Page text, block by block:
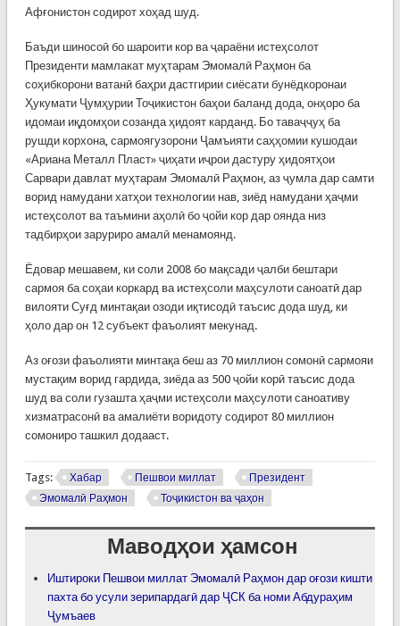
Афғонистон содирот хоҳад шуд.
Баъди шиносоӣ бо шароити кор ва ҷараёни истеҳсолот
Президенти мамлакат муҳтарам Эмомалӣ Раҳмон ба
соҳибкорони ватанӣ баҳри дастгирии сиёсати бунёдкоронаи
Ҳукумати Ҷумҳурии Тоҷикистон баҳои баланд дода, онҳоро ба
идомаи иқдомҳои созанда ҳидоят карданд. Бо таваҷҷуҳ ба
рушди корхона, сармоягузорони Ҷамъияти саҳҳомии кушодаи
«Ариана Металл Пласт» ҷиҳати иҷрои дастуру ҳидоятҳои
Сарвари давлат муҳтарам Эмомалӣ Раҳмон, аз ҷумла дар самти
ворид намудани хатҳои технологии нав, зиёд намудани ҳаҷми
истеҳсолот ва таъмини аҳолӣ бо ҷойи кор дар оянда низ
тадбирҳои заруриро амалӣ менамоянд.
Ёдовар мешавем, ки соли 2008 бо мақсади ҷалби бештари
сармоя ба соҳаи коркард ва истеҳсоли маҳсулоти саноатӣ дар
вилояти Суғд минтақаи озоди иқтисодӣ таъсис дода шуд, ки
ҳоло дар он 12 субъект фаъолият мекунад.
Аз оғози фаъолияти минтақа беш аз 70 миллион сомонӣ сармояи
мустақим ворид гардида, зиёда аз 500 ҷойи корӣ таъсис дода
шуд ва соли гузашта ҳаҷми истеҳсоли маҳсулоти саноативу
хизматрасонӣ ва амалиёти воридоту содирот 80 миллион
сомониро ташкил додааст.
Tags: Хабар Пешвои миллат
Президент
Эмомалӣ Раҳмон
Тоҷикистон ва ҷаҳон
Маводҳои ҳамсон
Иштироки Пешвои миллат Эмомалӣ Раҳмон дар оғози кишти
пахта бо усули зерипардагӣ дар ҶСК ба номи Абдураҳим
Ҷумъаев